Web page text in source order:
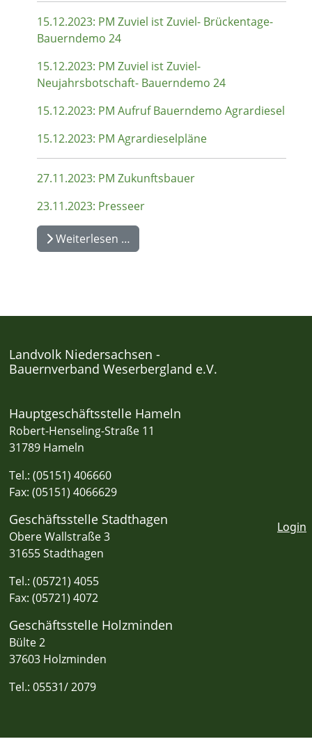
15.12.2023: PM Zuviel ist Zuviel- Brückentage-
Bauerndemo 24
15.12.2023: PM Zuviel ist Zuviel-
Neujahrsbotschaft- Bauerndemo 24
15.12.2023: PM Aufruf Bauerndemo Agrardiesel
15.12.2023: PM Agrardieselpläne
27.11.2023: PM Zukunftsbauer
23.11.2023: Presseer
Weiterlesen …
Landvolk Niedersachsen -
Bauernverband Weserbergland e.V.
Hauptgeschäftsstelle Hameln
Robert-Henseling-Straße 11
31789 Hameln
Tel.: (05151) 406660
Fax: (05151) 4066629
Geschäftsstelle Stadthagen
Obere Wallstraße 3
31655 Stadthagen
Tel.: (05721) 4055
Fax: (05721) 4072
Geschäftsstelle Holzminden
Bülte 2
37603 Holzminden
Tel.: 05531/ 2079
Login